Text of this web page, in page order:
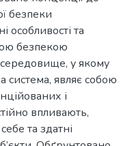
безпеки
особливості та
безпекою
у якому
являє собою
і
впливають,
та здатні